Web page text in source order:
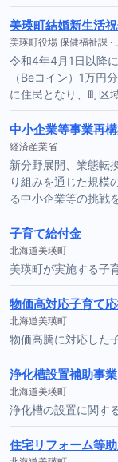
美瑛町結婚新生活
美瑛町役場 保健福祉課
令和4年4月1日以降
（Beコイン）1万円
に住民となり、町区
中小企業等事業再
経済産業省
新分野展開、業態転
り組みを通じた規模
る中小企業等の挑戦
子育て給付金
北海道美瑛町
美瑛町が実施する子
物価高対応子育て
北海道美瑛町
物価高騰に対応した
浄化槽設置補助事業
北海道美瑛町
浄化槽の設置に関す
住宅リフォーム等